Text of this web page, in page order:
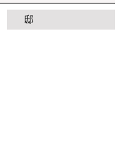
邸